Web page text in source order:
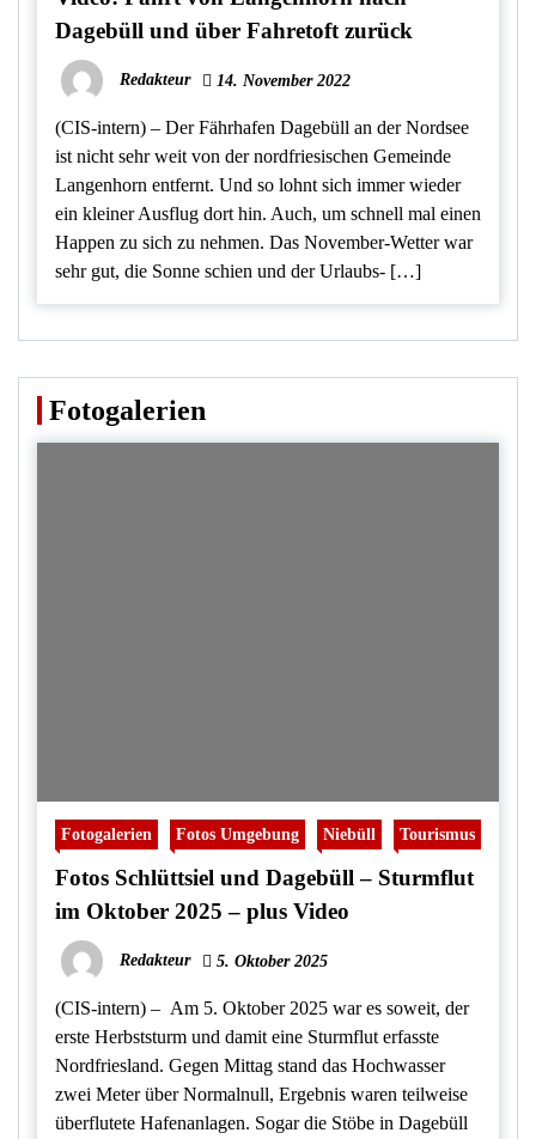
Dagebüll und über Fahretoft zurück
Redakteur 14. November 2022
(CIS-intern) – Der Fährhafen Dagebüll an der Nordsee
ist nicht sehr weit von der nordfriesischen Gemeinde
Langenhorn entfernt. Und so lohnt sich immer wieder
ein kleiner Ausflug dort hin. Auch, um schnell mal einen
Happen zu sich zu nehmen. Das November-Wetter war
sehr gut, die Sonne schien und der Urlaubs- […]
Fotogalerien
Fotogalerien Fotos Umgebung Niebüll Tourismus
Fotos Schlüttsiel und Dagebüll – Sturmflut
im Oktober 2025 – plus Video
Redakteur 5. Oktober 2025
(CIS-intern) – Am 5. Oktober 2025 war es soweit, der
erste Herbststurm und damit eine Sturmflut erfasste
Nordfriesland. Gegen Mittag stand das Hochwasser
zwei Meter über Normalnull, Ergebnis waren teilweise
überflutete Hafenanlagen. Sogar die Stöbe in Dagebüll